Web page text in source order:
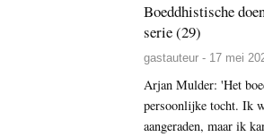
Boeddhistische
serie (29)
gastauteur - 17 mei
Arjan Mulder: 'Het
persoonlijke tocht. Ik
aangeraden, maar ik